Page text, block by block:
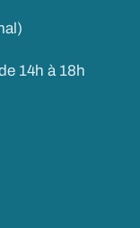
14h à 18h